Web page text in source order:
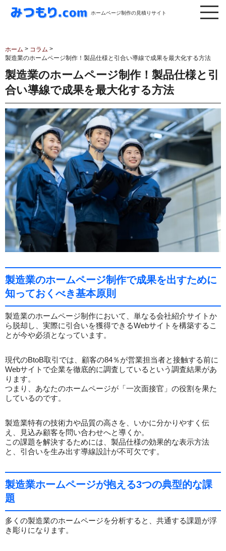
ホームページ制作の見積りサイト
ホーム > コラム >
製造業のホームページ制作！製品仕様と引合い導線で成果を最大化する方法
製造業のホームページ制作！製品仕様と引
合い導線で成果を最大化する方法
製造業のホームページ制作で成果を出すために
知っておくべき基本原則
製造業のホームページ制作において、単なる会社紹介サイトか
ら脱却し、実際に引合いを獲得できるWebサイトを構築するこ
とが今や必須となっています。
現代のBtoB取引では、顧客の84％が営業担当者と接触する前に
Webサイトで企業を徹底的に調査しているという調査結果があ
ります。
つまり、あなたのホームページが「一次面接官」の役割を果た
しているのです。
製造業特有の技術力や品質の高さを、いかに分かりやすく伝
え、見込み顧客を問い合わせへと導くか。
この課題を解決するためには、製品仕様の効果的な表示方法
と、引合いを生み出す導線設計が不可欠です。
製造業ホームページが抱える3つの典型的な課
題
多くの製造業のホームページを分析すると、共通する課題が浮
き彫りになります。